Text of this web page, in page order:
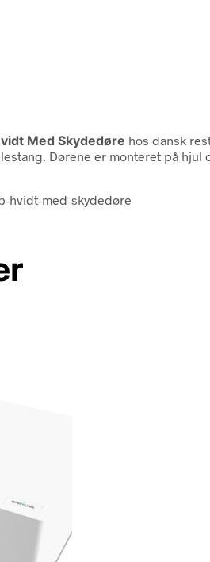
Med Skydedøre hos dansk
Dørene er monteret på
hvidt-med-skydedøre